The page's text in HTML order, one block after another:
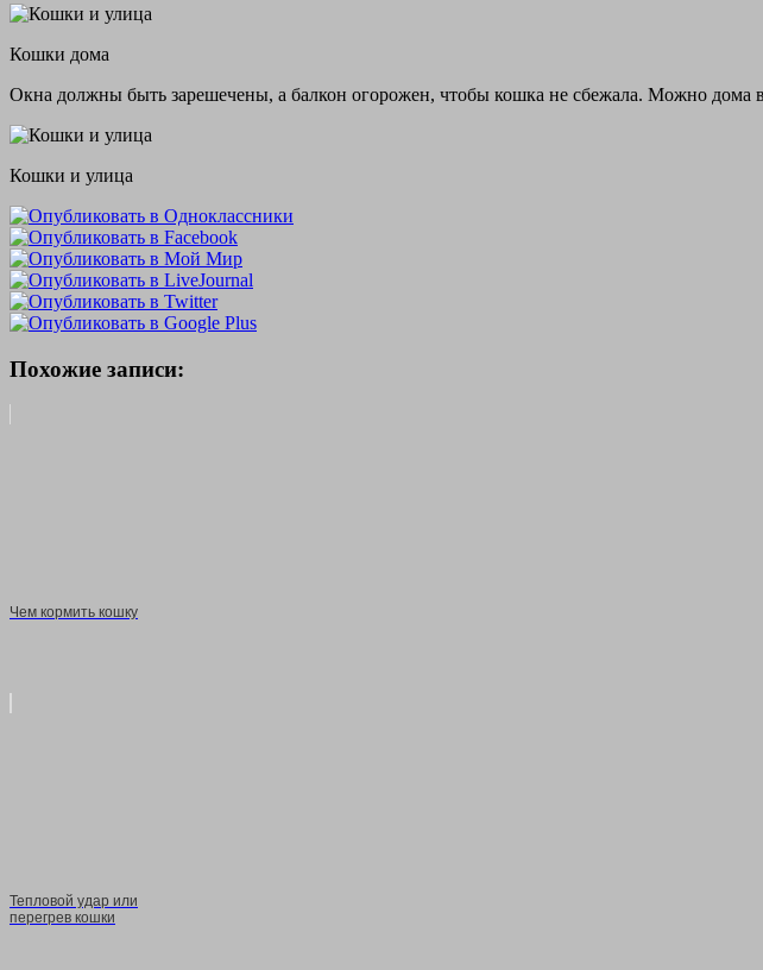
Кошки дома
Окна должны быть зарешечены, а балкон огорожен, чтобы кошка не сбежала. Можно дома
Кошки и улица
Похожие записи:
Чем кормить кошку
Тепловой удар или
перегрев кошки